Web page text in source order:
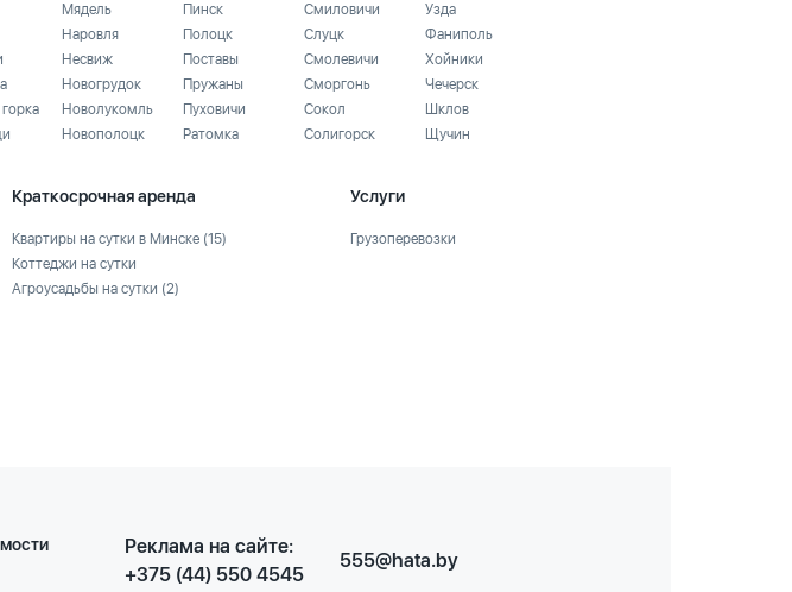
Мядель
Наровля
Несвиж
Новогрудок
Новолукомль
Новополоцк
Пинск
Полоцк
Поставы
Пружаны
Пуховичи
Ратомка
Смиловичи
Слуцк
Смолевичи
Сморгонь
Сокол
Солигорск
Узда
Фаниполь
Хойники
Чечерск
Шклов
Щучин
Краткосрочная аренда
Квартиры на сутки в Минске (15)
Коттеджи на сутки
Агроусадьбы на сутки (2)
Услуги
Грузоперевозки
Реклама на сайте:
+375 (44) 550 4545
555@hata.by